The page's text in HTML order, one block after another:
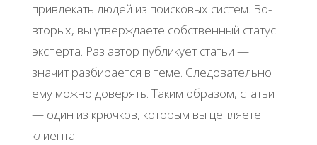
привлекать людей из поисковых систем. Во-
вторых, вы утверждаете собственный статус
эксперта. Раз автор публикует статьи —
значит разбирается в теме. Следовательно
ему можно доверять. Таким образом, статьи
— один из крючков, которым вы цепляете
клиента.